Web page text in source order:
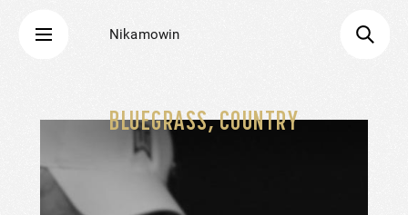
Nikamowin
BLUEGRASS, COUNTRY